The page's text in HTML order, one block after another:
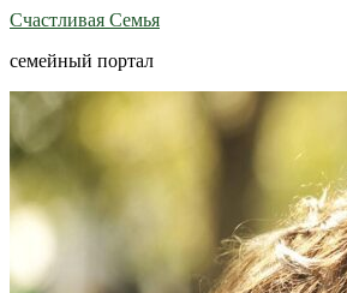
Счастливая Семья
семейный портал